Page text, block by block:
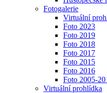
Fotogalerie
Virtuální
Foto 2023
Foto 2019
Foto 2018
Foto 2017
Foto 2015
Foto 2016
Foto 2005-
Virtuální prohlídka